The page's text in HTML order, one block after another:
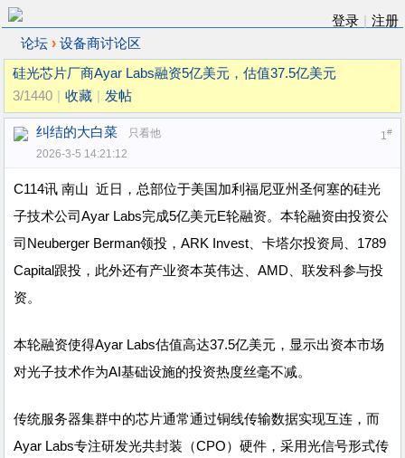
登录
注册
论坛 › 设备商讨论区
硅光芯片厂商Ayar Labs融资5亿美元，估值37.5亿美元
3/1440
收藏 发帖
1#
纠结的大白菜
只看他
2026-3-5 14:21:12
C114讯 南山 近日，总部位于美国加利福尼亚州圣何塞的硅光
子技术公司Ayar Labs完成5亿美元E轮融资。本轮融资由投资公
司Neuberger Berman领投，ARK Invest、卡塔尔投资局、1789
Capital跟投，此外还有产业资本英伟达、AMD、联发科参与投
资。
本轮融资使得Ayar Labs估值高达37.5亿美元，显示出资本市场
对光子技术作为AI基础设施的投资热度丝毫不减。
传统服务器集群中的芯片通常通过铜线传输数据实现互连，而
Ayar Labs专注研发光共封装（CPO）硬件，采用光信号形式传